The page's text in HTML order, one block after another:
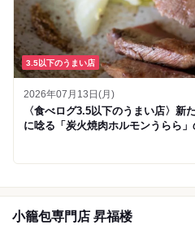
3.5以下のうまい店
2026年07月13日(月)
〈食べログ3.5以下のうまい店〉新
に唸る「炭火焼肉ホルモンうらら
小籠包専門店 昇福楼